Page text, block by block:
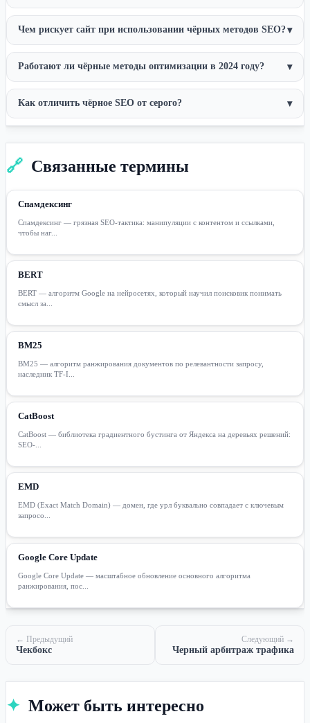
Чем рискует сайт при использовании чёрных методов SEO?▾
Работают ли чёрные методы оптимизации в 2024 году? ▾
Как отличить чёрное SEO от серого? ▾
🔗 Связанные термины
Спамдексинг
Спамдексинг — грязная SEO-тактика: манипуляции с контентом и ссылками,
чтобы наг...
BERT
BERT — алгоритм Google на нейросетях, который научил поисковик понимать
смысл за...
BM25
BM25 — алгоритм ранжирования документов по релевантности запросу,
наследник TF-I...
CatBoost
CatBoost — библиотека градиентного бустинга от Яндекса на деревьях решений:
SEO-...
EMD
EMD (Exact Match Domain) — домен, где урл буквально совпадает с ключевым
запросо...
Google Core Update
Google Core Update — масштабное обновление основного алгоритма
ранжирования, пос...
← Предыдущий
Чекбокс
Следующий →
Черный арбитраж трафика
✦ Может быть интересно